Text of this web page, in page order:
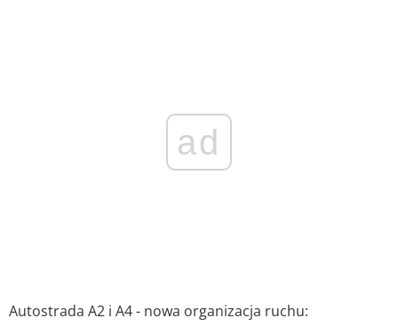
ad
Autostrada A2 i A4 - nowa organizacja ruchu: